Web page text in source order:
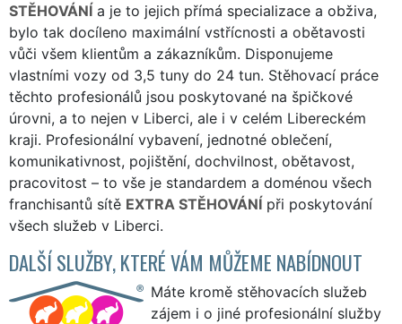
STĚHOVÁNÍ a je to jejich přímá specializace a obživa,
bylo tak docíleno maximální vstřícnosti a obětavosti
vůči všem klientům a zákazníkům. Disponujeme
vlastními vozy od 3,5 tuny do 24 tun. Stěhovací práce
těchto profesionálů jsou poskytované na špičkové
úrovni, a to nejen v Liberci, ale i v celém Libereckém
kraji. Profesionální vybavení, jednotné oblečení,
komunikativnost, pojištění, dochvilnost, obětavost,
pracovitost – to vše je standardem a doménou všech
franchisantů sítě EXTRA STĚHOVÁNÍ při poskytování
všech služeb v Liberci.
DALŠÍ SLUŽBY, KTERÉ VÁM MŮŽEME NABÍDNOUT
Máte kromě stěhovacích služeb
zájem i o jiné profesionální služby